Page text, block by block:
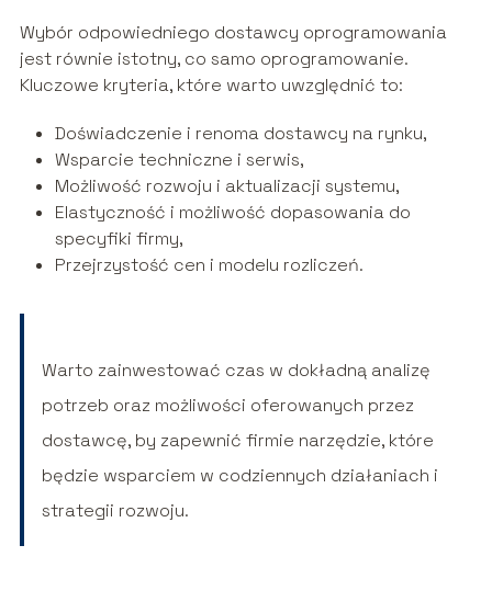
Wybór odpowiedniego dostawcy oprogramowania
jest równie istotny, co samo oprogramowanie.
Kluczowe kryteria, które warto uwzględnić to:
Doświadczenie i renoma dostawcy na rynku,
Wsparcie techniczne i serwis,
Możliwość rozwoju i aktualizacji systemu,
Elastyczność i możliwość dopasowania do
specyfiki firmy,
Przejrzystość cen i modelu rozliczeń.
Warto zainwestować czas w dokładną analizę
potrzeb oraz możliwości oferowanych przez
dostawcę, by zapewnić firmie narzędzie, które
będzie wsparciem w codziennych działaniach i
strategii rozwoju.